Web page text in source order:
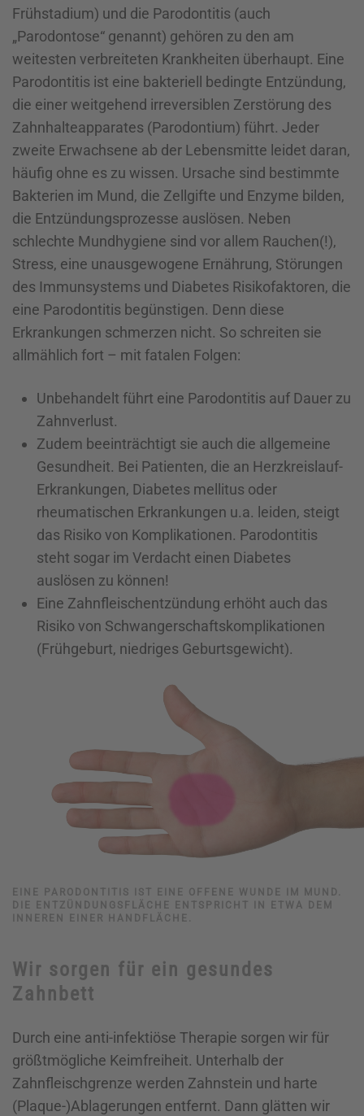
Frühstadium) und die Parodontitis (auch
„Parodontose“ genannt) gehören zu den am
weitesten verbreiteten Krankheiten überhaupt. Eine
Parodontitis ist eine bakteriell bedingte Entzündung,
die einer weitgehend irreversiblen Zerstörung des
Zahnhalteapparates (Parodontium) führt. Jeder
zweite Erwachsene ab der Lebensmitte leidet daran,
häufig ohne es zu wissen. Ursache sind bestimmte
Bakterien im Mund, die Zellgifte und Enzyme bilden,
die Entzündungsprozesse auslösen. Neben
schlechte Mundhygiene sind vor allem Rauchen(!),
Stress, eine unausgewogene Ernährung, Störungen
des Immunsystems und Diabetes Risikofaktoren, die
eine Parodontitis begünstigen. Denn diese
Erkrankungen schmerzen nicht. So schreiten sie
allmählich fort – mit fatalen Folgen:
Unbehandelt führt eine Parodontitis auf Dauer zu
Zahnverlust.
Zudem beeinträchtigt sie auch die allgemeine
Gesundheit. Bei Patienten, die an Herzkreislauf-
Erkrankungen, Diabetes mellitus oder
rheumatischen Erkrankungen u.a. leiden, steigt
das Risiko von Komplikationen. Parodontitis
steht sogar im Verdacht einen Diabetes
auslösen zu können!
Eine Zahnfleischentzündung erhöht auch das
Risiko von Schwangerschaftskomplikationen
(Frühgeburt, niedriges Geburtsgewicht).
EINE PARODONTITIS IST EINE OFFENE WUNDE IM MUND.
DIE ENTZÜNDUNGSFLÄCHE ENTSPRICHT IN ETWA DEM
INNEREN EINER HANDFLÄCHE.
Wir sorgen für ein gesundes
Zahnbett
Durch eine anti-infektiöse Therapie sorgen wir für
größtmögliche Keimfreiheit. Unterhalb der
Zahnfleischgrenze werden Zahnstein und harte
(Plaque-)Ablagerungen entfernt. Dann glätten wir